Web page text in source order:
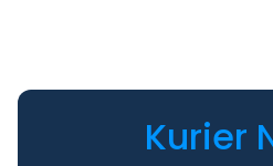
Kurier